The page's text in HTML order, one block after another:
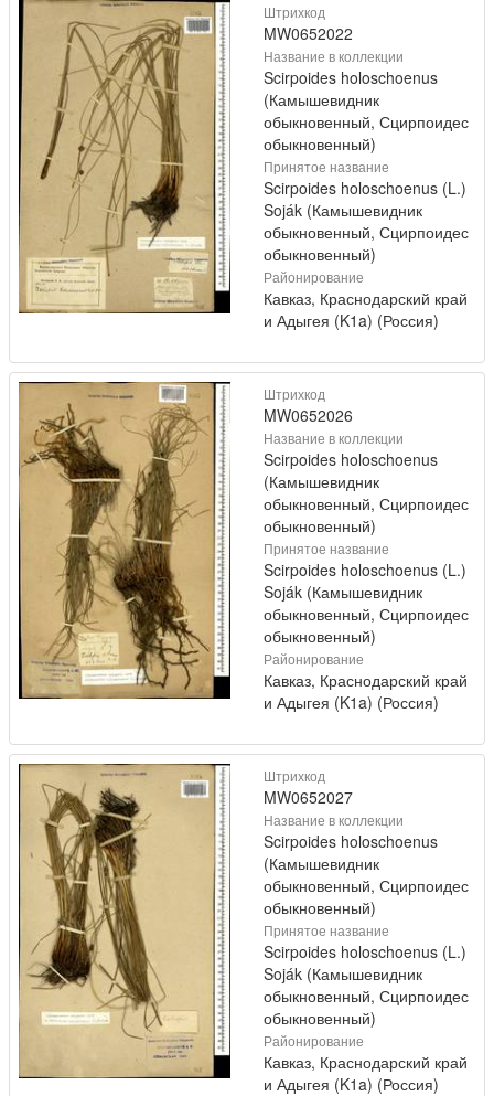
Штрихкод
MW0652022
Название в коллекции
Scirpoides holoschoenus
(Камышевидник
обыкновенный, Сцирпоидес
обыкновенный)
Принятое название
Scirpoides holoschoenus (L.)
Soják (Камышевидник
обыкновенный, Сцирпоидес
обыкновенный)
Районирование
Кавказ, Краснодарский край
и Адыгея (K1a) (Россия)
Штрихкод
MW0652026
Название в коллекции
Scirpoides holoschoenus
(Камышевидник
обыкновенный, Сцирпоидес
обыкновенный)
Принятое название
Scirpoides holoschoenus (L.)
Soják (Камышевидник
обыкновенный, Сцирпоидес
обыкновенный)
Районирование
Кавказ, Краснодарский край
и Адыгея (K1a) (Россия)
Штрихкод
MW0652027
Название в коллекции
Scirpoides holoschoenus
(Камышевидник
обыкновенный, Сцирпоидес
обыкновенный)
Принятое название
Scirpoides holoschoenus (L.)
Soják (Камышевидник
обыкновенный, Сцирпоидес
обыкновенный)
Районирование
Кавказ, Краснодарский край
и Адыгея (K1a) (Россия)